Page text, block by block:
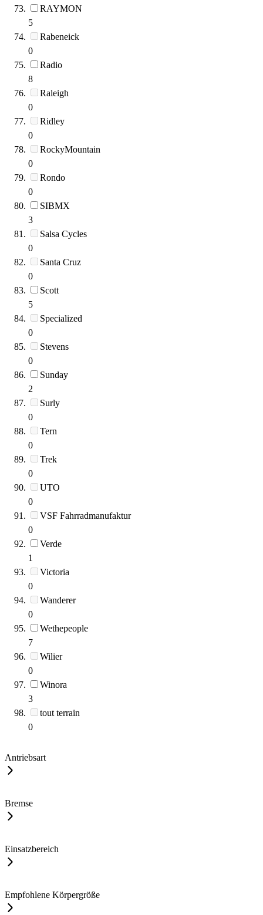
RAYMON
5
Rabeneick
0
Radio
8
Raleigh
0
Ridley
0
RockyMountain
0
Rondo
0
SIBMX
3
Salsa Cycles
0
Santa Cruz
0
Scott
5
Specialized
0
Stevens
0
Sunday
2
Surly
0
Tern
0
Trek
0
UTO
0
VSF Fahrradmanufaktur
0
Verde
1
Victoria
0
Wanderer
0
Wethepeople
7
Wilier
0
Winora
3
tout terrain
0
Antriebsart
Bremse
Einsatzbereich
Empfohlene Körpergröße